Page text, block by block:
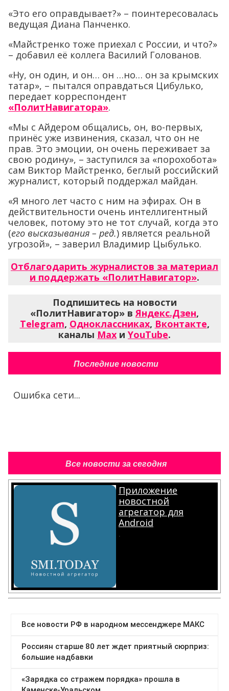
«Это его оправдывает?» – поинтересовалась
ведущая Диана Панченко.
«Майстренко тоже приехал с России, и что?»
– добавил её коллега Василий Голованов.
«Ну, он один, и он… он …но… он за крымских
татар», – пытался оправдаться Цибулько,
передает корреспондент
«ПолитНавигатора».
«Мы с Айдером общались, он, во-первых,
принёс уже извинения, сказал, что он не
прав. Это эмоции, он очень переживает за
свою родину», – заступился за «порохобота»
сам Виктор Майстренко, беглый российский
журналист, который поддержал майдан.
«Я много лет часто с ним на эфирах. Он в
действительности очень интеллигентный
человек, потому это не тот случай, когда это
(его высказывания – ред.) является реальной
угрозой», – заверил Владимир Цыбулько.
Отблагодарить журналистов за материал
и поддержать «ПолитНавигатор».
Подпишитесь на новости
«ПолитНавигатор» вЯндекс.Дзен,
Telegram, Одноклассниках, Вконтакте,
каналы Max и YouTube.
Последние новости
Ошибка сети...
Все новости за сегодня
Приложение
новостной
агрегатор для
Android
.